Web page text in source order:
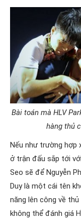
Bài toán mà HLV
hàng thủ
Nếu như trường hợp
ở trận đấu sắp tới
Seo sẽ để Nguyễn
Duy là một cái tên
năng lên công về
không thể đánh giá